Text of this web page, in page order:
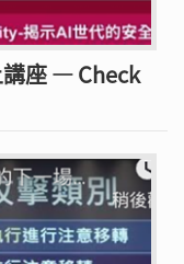
座 — Check